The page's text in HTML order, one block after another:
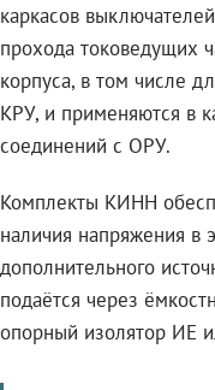
каркасов
прохода токоведущих
корпуса, в том числе
КРУ, и применяются в
соединений с ОРУ.
Комплекты КИНН
наличия напряжения в
дополнительного
подаётся через
опорный изолятор ИЕ